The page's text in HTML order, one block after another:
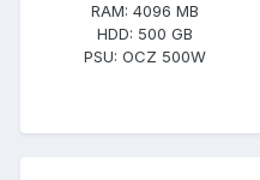
RAM: 4096 MB
HDD: 500 GB
PSU: OCZ 500W